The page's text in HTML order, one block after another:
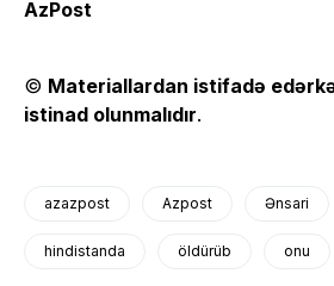
AzPost
© Materiallardan istifadə
istinad olunmalıdır.
azazpost Azpost Ənsari
hindistanda öldürüb onu